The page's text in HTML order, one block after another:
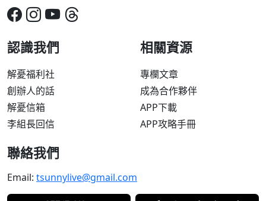
認識我們
解憂福利社
創辦人的話
解憂信箱
李組長回信
相關資源
專欄文章
成為合作夥伴
APP下載
APP攻略手冊
聯絡我們
Email: tsunnylive@gmail.com